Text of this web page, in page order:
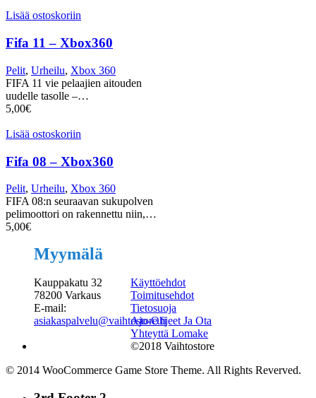
Lisää ostoskoriin
Fifa 11 – Xbox360
Pelit, Urheilu, Xbox 360
FIFA 11 vie pelaajien aitouden
uudelle tasolle –…
5,00€
Lisää ostoskoriin
Fifa 08 – Xbox360
Pelit, Urheilu, Xbox 360
FIFA 08:n seuraavan sukupolven
pelimoottori on rakennettu niin,…
5,00€
Myymälä
Kauppakatu 32
78200 Varkaus
E-mail:
asiakaspalvelu@vaihtostore.fi
Käyttöehdot
Toimitusehdot
Tietosuoja
Ajo-Ohjeet Ja Ota
Yhteyttä Lomake
©2018 Vaihtostore
© 2014 WooCommerce Game Store Theme. All Rights Reverved.